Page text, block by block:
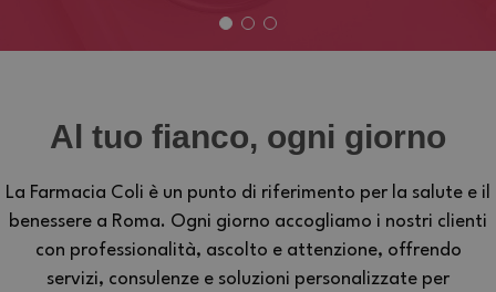
Al tuo fianco, ogni giorno
La Farmacia Coli è un punto di riferimento per la salute e il
benessere a Roma. Ogni giorno accogliamo i nostri clienti
con professionalità, ascolto e attenzione, offrendo
servizi, consulenze e soluzioni personalizzate per